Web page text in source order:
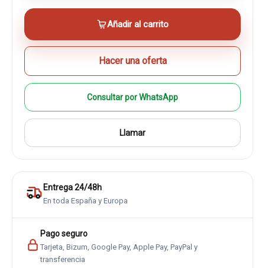
Añadir al carrito
Hacer una oferta
Consultar por WhatsApp
Llamar
Entrega 24/48h
En toda España y Europa
Pago seguro
Tarjeta, Bizum, Google Pay, Apple Pay, PayPal y
transferencia